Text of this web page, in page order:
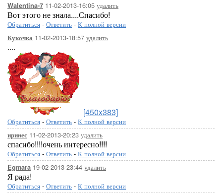
Walentina-7 11-02-2013-16:05 удалить
Вот этого не знала....Спасибо!
Обратиться - Ответить - К полной версии
Кукочка 11-02-2013-18:57 удалить
....
[450x383]
Обратиться - Ответить - К полной версии
иринес 11-02-2013-20:23 удалить
спасибо!!!!очень интересно!!!!
Обратиться - Ответить - К полной версии
Egmara 19-02-2013-23:44 удалить
Я рада!
Обратиться - Ответить - К полной версии